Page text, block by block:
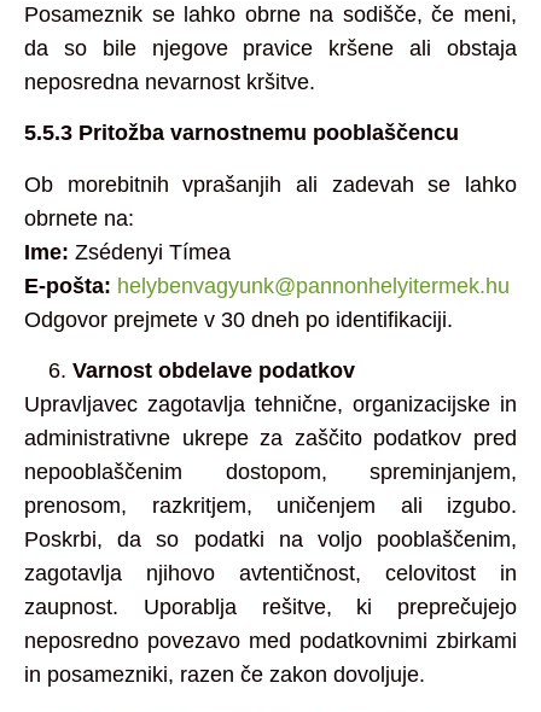
Posameznik se lahko obrne na sodišče, če meni,
da so bile njegove pravice kršene ali obstaja
neposredna nevarnost kršitve.
5.5.3 Pritožba varnostnemu pooblaščencu
Ob morebitnih vprašanjih ali zadevah se lahko
obrnete na:
Ime: Zsédenyi Tímea
E‑pošta: helybenvagyunk@pannonhelyitermek.hu
Odgovor prejmete v 30 dneh po identifikaciji.
Varnost obdelave podatkov
Upravljavec zagotavlja tehnične, organizacijske in
administrativne ukrepe za zaščito podatkov pred
nepooblaščenim dostopom, spreminjanjem,
prenosom, razkritjem, uničenjem ali izgubo.
Poskrbi, da so podatki na voljo pooblaščenim,
zagotavlja njihovo avtentičnost, celovitost in
zaupnost. Uporablja rešitve, ki preprečujejo
neposredno povezavo med podatkovnimi zbirkami
in posamezniki, razen če zakon dovoljuje.